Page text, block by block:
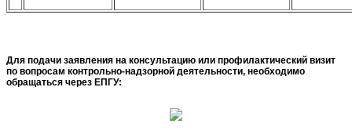
Для подачи заявления на консультацию или профилактический визит
по вопросам контрольно-надзорной деятельности, необходимо
обращаться через ЕПГУ: